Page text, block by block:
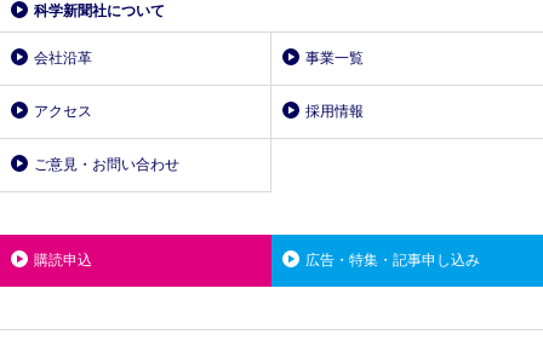
科学新聞社について
会社沿革 事業一覧
アクセス 採用情報
ご意見・お問い合わせ
購読申込 広告・特集・記事申し込み